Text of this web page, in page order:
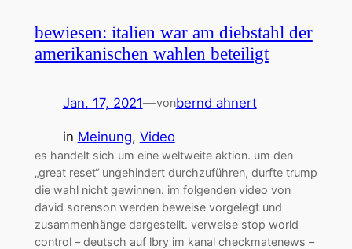
bewiesen: italien war am diebstahl der
amerikanischen wahlen beteiligt
Jan. 17, 2021—vonbernd ahnert
in Meinung, Video
es handelt sich um eine weltweite aktion. um den
„great reset“ ungehindert durchzuführen, durfte trump
die wahl nicht gewinnen. im folgenden video von
david sorenson werden beweise vorgelegt und
zusammenhänge dargestellt. verweise stop world
control – deutsch auf lbry im kanal checkmatenews –